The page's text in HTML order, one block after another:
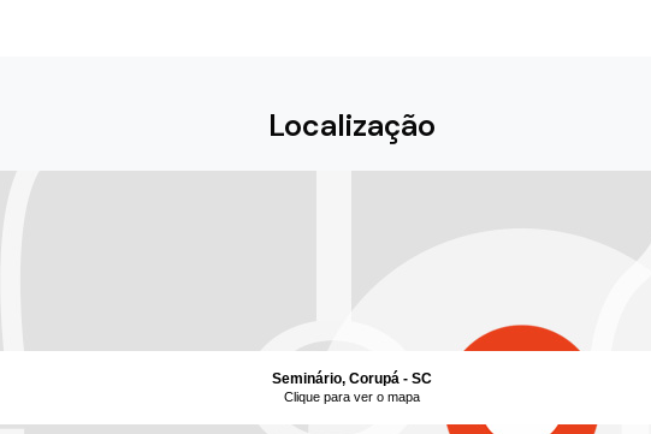
Localização
Seminário, Corupá - SC
Clique para ver o mapa